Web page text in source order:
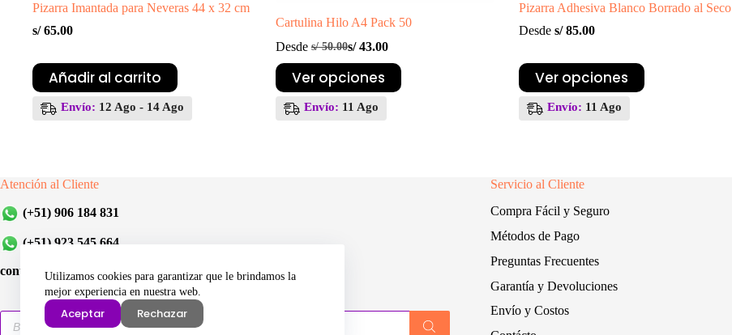
Utilizamos cookies para garantizar que le brindamos la
mejor experiencia en nuestra web.
Aceptar Rechazar
Pizarra Imantada para Neveras 44 x 32 cm
s/65.00
Añadir al carrito
Envío: 12 Ago - 14 Ago
Cartulina Hilo A4 Pack 50
Desde s/50.00El
precio
original
era:
S/ 50.00.
s/43.00
El
precio
actual
es:
S/ 43.00.
Ver opciones
Este
producto
múltiples
producto
Envío: 11 Ago
Pizarra Adhesiva Blanco Borrado al Seco
Desde s/85.00
Ver opciones
Este
producto
múltiples
pueden
en
la
página
de
Envío: 11 Ago
Atención al Cliente
(+51) 906 184 831
(+51) 923 545 664
contacto@incompras-store.com
Búsqueda
Servicio al Cliente
Compra Fácil y Seguro
Métodos de Pago
Preguntas Frecuentes
Garantía y Devoluciones
Envío y Costos